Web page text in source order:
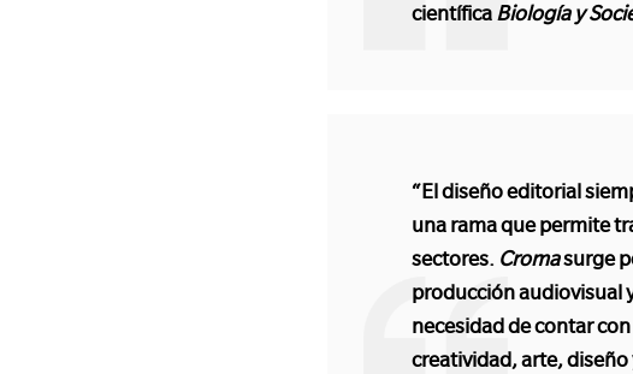
científica Biología y
“El diseño editorial
una rama que permite
sectores. Cromasurge
producción audiovisual
necesidad de contar
creatividad, arte, diseño